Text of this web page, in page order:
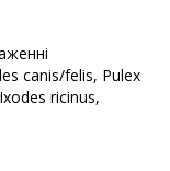
canis/felis, Pulex
ricinus,